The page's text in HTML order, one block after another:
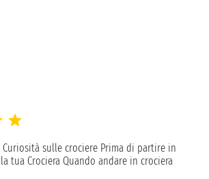
Curiosità sulle crociere Prima di partire in
tua Crociera Quando andare in crociera